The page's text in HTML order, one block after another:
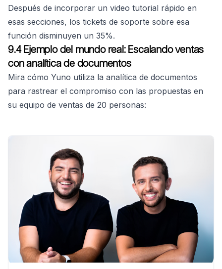
Después de incorporar un video tutorial rápido en
esas secciones, los tickets de soporte sobre esa
función disminuyen un 35%.
9.4 Ejemplo del mundo real: Escalando ventas
con analítica de documentos
Mira cómo Yuno utiliza la analítica de documentos
para rastrear el compromiso con las propuestas en
su equipo de ventas de 20 personas: